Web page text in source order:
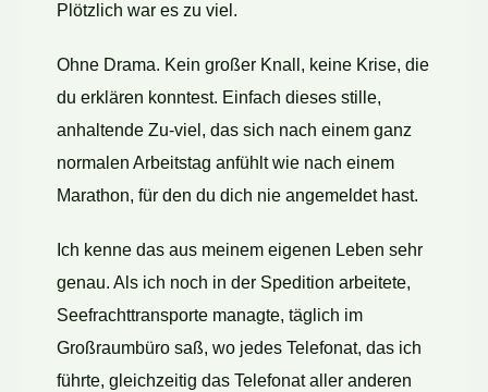
Plötzlich war es zu viel.
Ohne Drama. Kein großer Knall, keine Krise, die
du erklären konntest. Einfach dieses stille,
anhaltende Zu-viel, das sich nach einem ganz
normalen Arbeitstag anfühlt wie nach einem
Marathon, für den du dich nie angemeldet hast.
Ich kenne das aus meinem eigenen Leben sehr
genau. Als ich noch in der Spedition arbeitete,
Seefrachttransporte managte, täglich im
Großraumbüro saß, wo jedes Telefonat, das ich
führte, gleichzeitig das Telefonat aller anderen